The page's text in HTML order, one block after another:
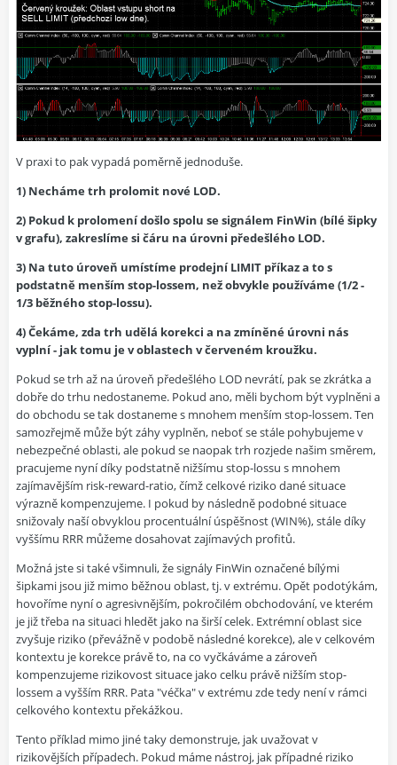
V praxi to pak vypadá poměrně jednoduše.
1) Necháme trh prolomit nové LOD.
2) Pokud k prolomení došlo spolu se signálem FinWin (bílé šipky
v grafu), zakreslíme si čáru na úrovni předešlého LOD.
3) Na tuto úroveň umístíme prodejní LIMIT příkaz a to s
podstatně menším stop-lossem, než obvykle používáme (1/2 -
1/3 běžného stop-lossu).
4) Čekáme, zda trh udělá korekci a na zmíněné úrovni nás
vyplní - jak tomu je v oblastech v červeném kroužku.
Pokud se trh až na úroveň předešlého LOD nevrátí, pak se zkrátka a
dobře do trhu nedostaneme. Pokud ano, měli bychom být vyplněni a
do obchodu se tak dostaneme s mnohem menším stop-lossem. Ten
samozřejmě může být záhy vyplněn, neboť se stále pohybujeme v
nebezpečné oblasti, ale pokud se naopak trh rozjede našim směrem,
pracujeme nyní díky podstatně nižšímu stop-lossu s mnohem
zajímavějším risk-reward-ratio, čímž celkové riziko dané situace
výrazně kompenzujeme. I pokud by následně podobné situace
snižovaly naší obvyklou procentuální úspěšnost (WIN%), stále díky
vyššímu RRR můžeme dosahovat zajímavých profitů.
Možná jste si také všimnuli, že signály FinWin označené bílými
šipkami jsou již mimo běžnou oblast, tj. v extrému. Opět podotýkám,
hovoříme nyní o agresivnějším, pokročilém obchodování, ve kterém
je již třeba na situaci hledět jako na širší celek. Extrémní oblast sice
zvyšuje riziko (převážně v podobě následné korekce), ale v celkovém
kontextu je korekce právě to, na co vyčkáváme a zároveň
kompenzujeme rizikovost situace jako celku právě nižším stop-
lossem a vyšším RRR. Pata "véčka" v extrému zde tedy není v rámci
celkového kontextu překážkou.
Tento příklad mimo jiné taky demonstruje, jak uvažovat v
rizikovějších případech. Pokud máme nástroj, jak případné riziko